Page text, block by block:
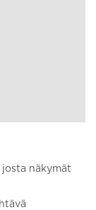
näkymät